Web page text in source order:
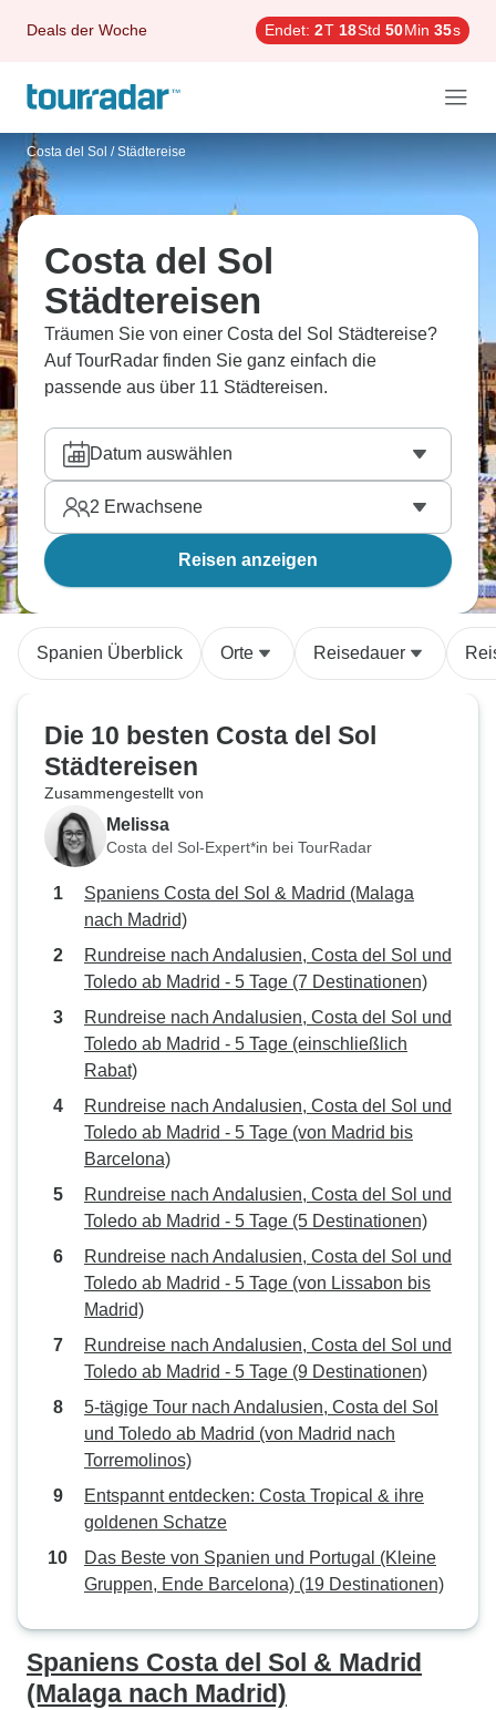
Deals der Woche Endet: 2T 18Std 50Min 34s
Costa del Sol / Städtereise
Costa del Sol
Städtereisen
Träumen Sie von einer Costa del Sol Städtereise?
Auf TourRadar finden Sie ganz einfach die
passende aus über 11 Städtereisen.
Datum auswählen
2 Erwachsene
Reisen anzeigen
Spanien Überblick Orte Reisedauer
Die 10 besten Costa del Sol
Städtereisen
Zusammengestellt von
Melissa
Costa del Sol-Expert*in bei TourRadar
Spaniens Costa del Sol & Madrid (Malaga
nach Madrid)
Rundreise nach Andalusien, Costa del Sol und
Toledo ab Madrid - 5 Tage (7 Destinationen)
Rundreise nach Andalusien, Costa del Sol und
Toledo ab Madrid - 5 Tage (einschließlich
Rabat)
Rundreise nach Andalusien, Costa del Sol und
Toledo ab Madrid - 5 Tage (von Madrid bis
Barcelona)
Rundreise nach Andalusien, Costa del Sol und
Toledo ab Madrid - 5 Tage (5 Destinationen)
Rundreise nach Andalusien, Costa del Sol und
Toledo ab Madrid - 5 Tage (von Lissabon bis
Madrid)
Rundreise nach Andalusien, Costa del Sol und
Toledo ab Madrid - 5 Tage (9 Destinationen)
5-tägige Tour nach Andalusien, Costa del Sol
und Toledo ab Madrid (von Madrid nach
Torremolinos)
Entspannt entdecken: Costa Tropical & ihre
goldenen Schatze
Das Beste von Spanien und Portugal (Kleine
Gruppen, Ende Barcelona) (19 Destinationen)
Spaniens Costa del Sol & Madrid
(Malaga nach Madrid)